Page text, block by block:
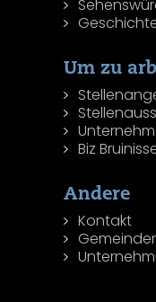
Um zu
Biz
Andere
Kontakt